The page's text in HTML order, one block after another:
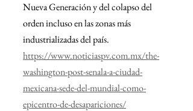
Nueva Generación y del colapso del
orden incluso en las zonas más
industrializadas del país.
https://www.noticiaspv.com.mx/the-
washington-post-senala-a-ciudad-
mexicana-sede-del-mundial-como-
epicentro-de-desapariciones/